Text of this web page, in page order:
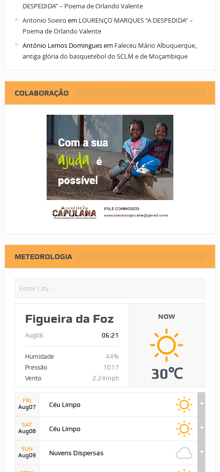
DESPEDIDA” – Poema de Orlando Valente
Antonio Soeiro em LOURENÇO MARQUES “A DESPEDIDA” –
Poema de Orlando Valente
António Lemos Dominguesem Faleceu Mário Albuquerque,
antiga glória do basquetebol do SCLM e de Moçambique
COLABORAÇÃO
METEOROLOGIA
Figueira da Foz
Aug06 06:21
Humidade
44%
Pressão
1017
Vento
2.24mph
NOW
30℃
FRI
Aug07
Céu Limpo
SAT
Aug08
Céu Limpo
SUN
Aug09
Nuvens Dispersas